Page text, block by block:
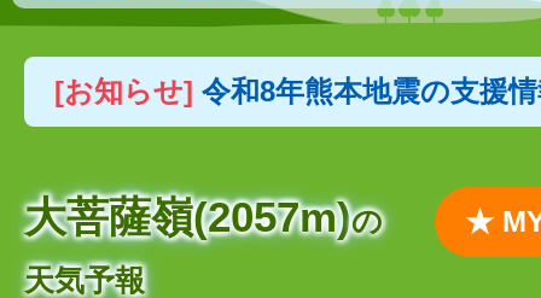
[お知らせ] 令和8年熊本地震の支援
大菩薩嶺(2057m)の
天気予報
★